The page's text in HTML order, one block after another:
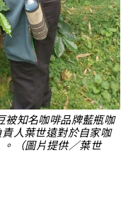
知名咖啡品牌藍瓶咖
人葉世遠對於自家咖
（圖片提供／葉世